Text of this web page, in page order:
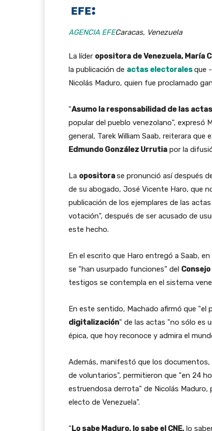
AGENCIA EFECaracas, Venezuela
La líder opositora de Venezuela, María
la publicación de actas electoralesque
Nicolás Maduro, quien fue proclamado
"Asumo la responsabilidad de las
popular del pueblo venezolano", expresó
general, Tarek William Saab, reiterara
Edmundo González Urrutia por la
La opositorase pronunció así después
de su abogado, José Vicente Haro, que
publicación de los ejemplares de las
votación", después de ser acusado de
este hecho.
En el escrito que Haro entregó a Saab,
se "han usurpado funciones" del
testigos se contempla en el sistema
En este sentido, Machado afirmó que "el
digitalización" de las actas "no sólo es
épica, que hoy reconoce y admira el
Además, manifestó que los
de voluntarios", permitieron que "en 24
estruendosa derrota" de Nicolás
electo de Venezuela".
"Lo sabe Maduro, lo sabe el CNE, lo